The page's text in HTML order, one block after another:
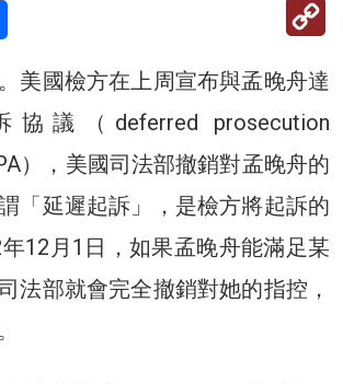
美國檢方在上周宣布與孟晚舟達
議（deferred prosecution
），美國司法部撤銷對孟晚舟的
「延遲起訴」，是檢方將起訴的
12月1日，如果孟晚舟能滿足某
法部就會完全撤銷對她的指控，